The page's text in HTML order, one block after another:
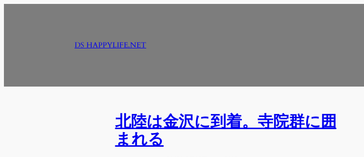
DS HAPPYLIFE.NET
北陸は金沢に到着。寺院群に囲
まれる